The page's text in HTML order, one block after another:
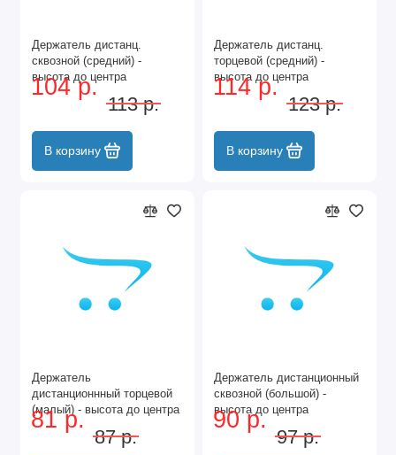
Держатель дистанц.
сквозной (средний) -
высота до центра
отверстия - 65мм (XG-
019A/25) Черный 2852-25
104 р.
113 р.
В корзину
Держатель дистанц.
торцевой (средний) -
высота до центра
отверстия - 65мм (XG-
019B/25) Черный 2853-25
114 р.
123 р.
В корзину
Держатель
дистанционнный торцевой
(малый) - высота до центра
отверстия - 30мм (XG-
021B/16) ЧЕРНЫЙ 2855-16
81 р.
87 р.
Держатель дистанционный
сквозной (большой) -
высота до центра
отверстия - 55мм (XG-
019A/16) ЧЕРНЫЙ 2852-16
90 р.
97 р.